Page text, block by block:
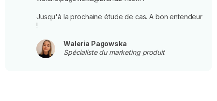
Jusqu'à la prochaine étude de cas. A bon entendeur
!
Waleria Pagowska
Spécialiste du marketing produit